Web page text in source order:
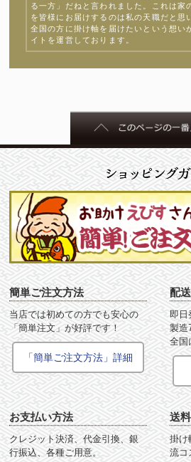
る一方」だねと言われました。これは家
を皆様にお届けするのは私の天職だと思
全国の方に掛け軸を届けたいという想い
イトを運営しております。
簡単ご注文方法
当店では初めての方でも安心の
「簡単注文」が好評です！
「簡単ご注文方法」詳細
配
即日
製造
全国
お支払い方法
クレジット決済、代金引換、銀
行振込、各種ご用意。
送
掛け
流コ